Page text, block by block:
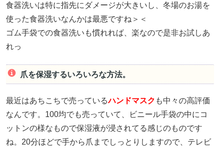
食器洗いは特に指先にダメージが大きいし、冬場のお湯を
使った食器洗いなんかは最悪ですね＞＜
ゴム手袋での食器洗いも慣れれば、楽なので是非お試しあ
れっ
爪を保湿するいろいろな方法。
最近はあちこちで売っているハンドマスク も中々の高評価
なんです。100均でも売っていて、ビニール手袋の中にコ
ットンの様なもので保湿液が浸されてる感じのものです
ね。20分ほどで手から爪までしっとりしますので、テレビ